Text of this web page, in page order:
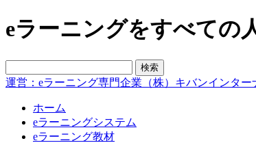
eラーニングをすべての
運営：eラーニング専門企業（株）キバンインター
ホーム
eラーニングシステム
eラーニング教材